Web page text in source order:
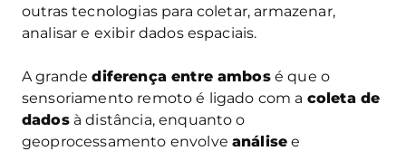
outras tecnologias para coletar, armazenar,
analisar e exibir dados espaciais.
A grandediferença entre ambosé que o
sensoriamento remoto é ligado com a coleta de
dadosà distância, enquanto o
geoprocessamento envolveanálise e